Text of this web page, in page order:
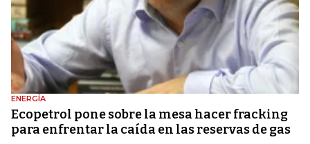
ENERGÍA
Ecopetrol pone sobre la mesa hacer fracking
para enfrentar la caída en las reservas de gas